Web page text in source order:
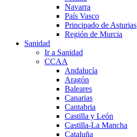
Navarra
País Vasco
Principado de Asturias
Región de Murcia
Sanidad
Ir a Sanidad
CCAA
Andalucía
Aragón
Baleares
Canarias
Cantabria
Castilla y León
Castilla-La Mancha
Cataluña